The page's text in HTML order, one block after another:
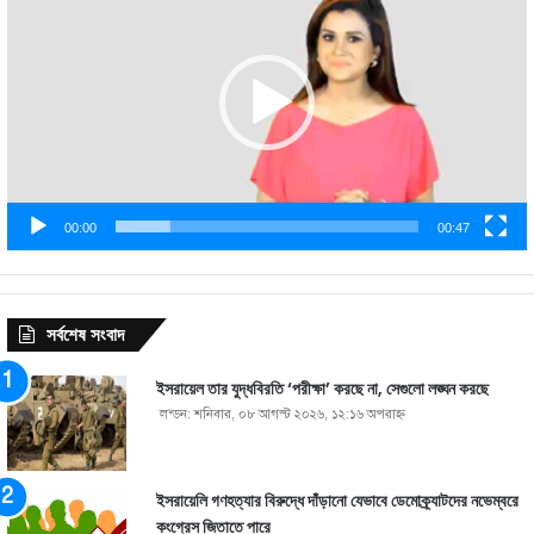
00:00 00:47
সর্বশেষ সংবাদ
ইসরায়েল তার যুদ্ধবিরতি ‘পরীক্ষা’ করছে না, সেগুলো লঙ্ঘন করছে
লন্ডন: শনিবার, ০৮ আগস্ট ২০২৬, ১২:১৬ অপরাহ্ণ
ইসরায়েলি গণহত্যার বিরুদ্ধে দাঁড়ানো যেভাবে ডেমোক্র্যাটদের নভেম্বরে
কংগ্রেস জিতাতে পারে